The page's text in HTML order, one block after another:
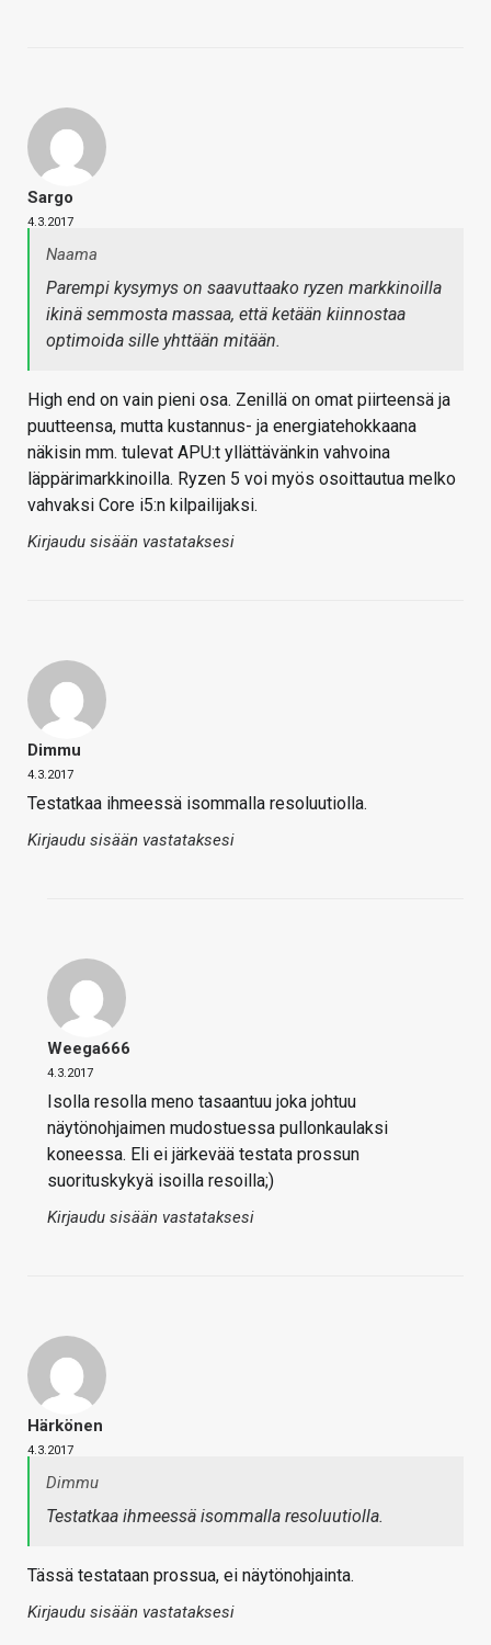
Sargo
4.3.2017
Naama
Parempi kysymys on saavuttaako ryzen markkinoilla
ikinä semmosta massaa, että ketään kiinnostaa
optimoida sille yhttään mitään.
High end on vain pieni osa. Zenillä on omat piirteensä ja
puutteensa, mutta kustannus- ja energiatehokkaana
näkisin mm. tulevat APU:t yllättävänkin vahvoina
läppärimarkkinoilla. Ryzen 5 voi myös osoittautua melko
vahvaksi Core i5:n kilpailijaksi.
Kirjaudu sisään vastataksesi
Dimmu
4.3.2017
Testatkaa ihmeessä isommalla resoluutiolla.
Kirjaudu sisään vastataksesi
Weega666
4.3.2017
Isolla resolla meno tasaantuu joka johtuu
näytönohjaimen mudostuessa pullonkaulaksi
koneessa. Eli ei järkevää testata prossun
suorituskykyä isoilla resoilla;)
Kirjaudu sisään vastataksesi
Härkönen
4.3.2017
Dimmu
Testatkaa ihmeessä isommalla resoluutiolla.
Tässä testataan prossua, ei näytönohjainta.
Kirjaudu sisään vastataksesi